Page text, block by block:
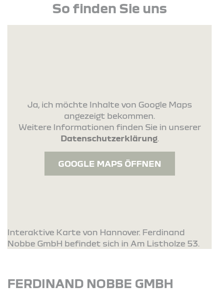
So finden Sie uns
Ja, ich möchte Inhalte von Google Maps
angezeigt bekommen.
Weitere Informationen finden Sie in unserer
Datenschutzerklärung.
GOOGLE MAPS ÖFFNEN
Interaktive Karte von Hannover. Ferdinand
Nobbe GmbH befindet sich in Am Listholze 53.
FERDINAND NOBBE GMBH